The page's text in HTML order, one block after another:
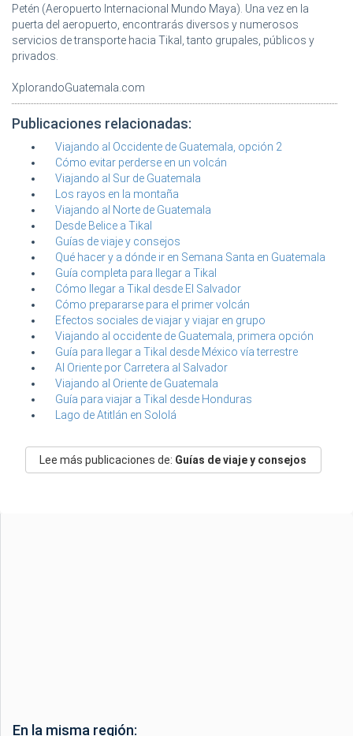
Petén (Aeropuerto Internacional Mundo Maya). Una vez en la
puerta del aeropuerto, encontrarás diversos y numerosos
servicios de transporte hacia Tikal, tanto grupales, públicos y
privados.
XplorandoGuatemala.com
Publicaciones relacionadas:
Viajando al Occidente de Guatemala, opción 2
Cómo evitar perderse en un volcán
Viajando al Sur de Guatemala
Los rayos en la montaña
Viajando al Norte de Guatemala
Desde Belice a Tikal
Guías de viaje y consejos
Qué hacer y a dónde ir en Semana Santa en Guatemala
Guía completa para llegar a Tikal
Cómo llegar a Tikal desde El Salvador
Cómo prepararse para el primer volcán
Efectos sociales de viajar y viajar en grupo
Viajando al occidente de Guatemala, primera opción
Guía para llegar a Tikal desde México vía terrestre
Al Oriente por Carretera al Salvador
Viajando al Oriente de Guatemala
Guía para viajar a Tikal desde Honduras
Lago de Atitlán en Sololá
Lee más publicaciones de: Guías de viaje y consejos
En la misma región: